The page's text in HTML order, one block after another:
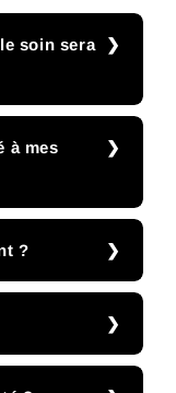
soin sera
à mes
?